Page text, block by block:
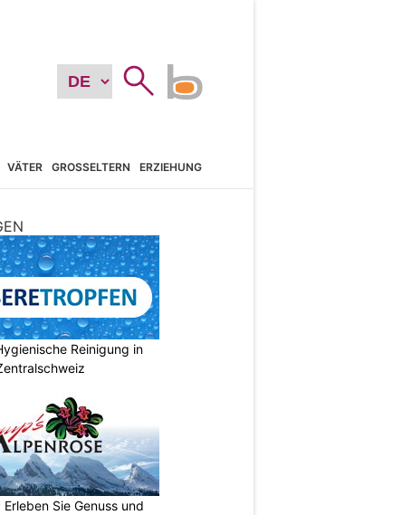
VÄTER GROSSELTERN ERZIEHUNG
Reinigung in
Erleben Sie Genuss und